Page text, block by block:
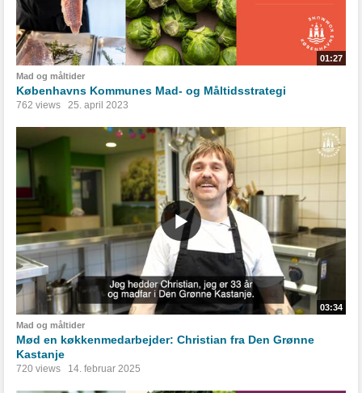
01:27
Mad og måltider
Københavns Kommunes Mad- og Måltidsstrategi
762 views 25. april 2023
03:34
Mad og måltider
Mød en køkkenmedarbejder: Christian fra Den Grønne
Kastanje
720 views 14. februar 2025